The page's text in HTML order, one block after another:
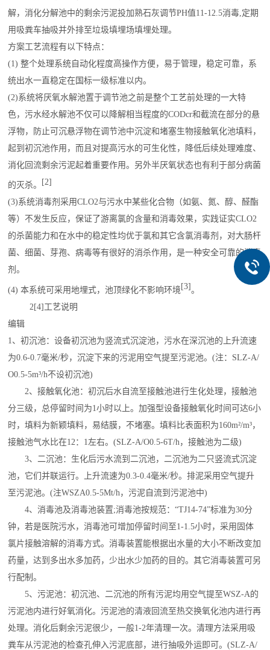
解，消化分解池中的剩余污泥投加熟石灰调节PH值11-12.5消毒,定期
用吸粪车抽吸并外排至垃圾填埋场填埋处理。
方案工艺流程有以下特点：
(1) 整个处理系统自动化程度高操作方便，易于管理，稳定可靠，系
统出水一直稳定在国标一级标准以内。
(2)系统将厌氧水解池置于调节池之前是整个工艺前处理的一大特
色，污水经水解池不仅可以降解相当程度的CODcr和截流在部分的悬
浮物，防止可沉悬浮物在调节池中沉淀和堵塞生物接触氧化池填料，
起到初沉池作用，而且对提高污水的可生化性，降低后续处理难度、
消化回流剩余污泥起着重要作用。另外半厌氧状态也有利于部分病菌
的灭杀。 [2]
(3)系统消毒剂采用CLO2与污水中某些化合物（如氨、氮、醇、醛酯
等）不发生反应，保证了游离氯的含量和消毒效果，实践证实CLO2
的杀菌能力和在水中的稳定性均优于氯和其它含氯消毒剂，对大肠杆
菌、细菌、芽孢、病毒等有很好的消杀作用，是一种安全可靠的消毒
剂。
(4) 本系统可采用地埋式，池顶绿化不影响环境 [3]。
2 [4] 工艺说明
编辑
1、初沉池：设备初沉池为竖流式沉淀池 ，污水在深沉池的上升流速
为0.6-0.7毫米/秒，沉淀下来的污泥用空气提至污泥池。(注：SLZ-A/
O0.5-5m³/h不设初沉池)
2、接触氧化池：初沉后水自流至接触池进行生化处理，接触池
分三级，总停留时间为1小时以上。加强型设备接触氧化时间可达6小
时，填料为新颖填料，易结膜，不堵塞。填料 比表面积为160m²/m³，
接触池气水比在12：1左右。(SLZ-A/O0.5-6T/h，接触池为二级)
3、
二沉池 ：生化后污水流到二沉池，二沉池为二只竖流式沉淀
池，它们并联运行。上升流速为0.3-0.4毫米/秒。排泥采用空气提升
至污泥池。(注WSZA0.5-5Mt/h，污泥自流到污泥池中)
4、消毒池及消毒池装置;消毒池按规范：“TJ14-74”标准为30分
钟，若是 医院污水 ，消毒池可增加停留时间至1-1.5小时，采用固体
氯片接触溶解的消毒方式。消毒装置能根据出水量的大小不断改变加
药量，达到多出水多加药，少出水少加药的目的。其它消毒装置可另
行配制。
5、污泥池：初沉池、二沉池的所有污泥均用空气提至WSZ-A的
污泥池内进行好氧消化。污泥池的清液回流至热交换氧化池内进行再
处理。消化后剩余污泥很少，一般1-2年清理一次。清理方法采用 吸
粪车从污泥池的检查孔伸入污泥底部，进行抽吸外运即可。(SLZ-A/